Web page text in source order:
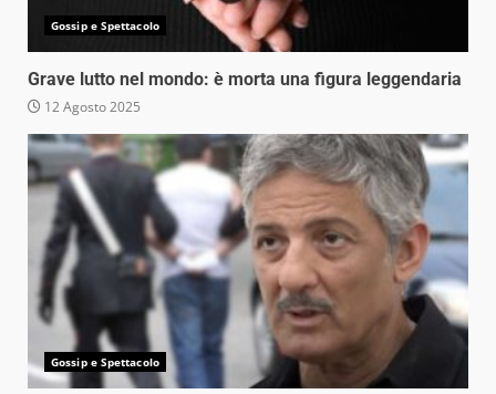
Gossip e Spettacolo
Grave lutto nel mondo: è morta una figura leggendaria
12 Agosto 2025
Gossip e Spettacolo